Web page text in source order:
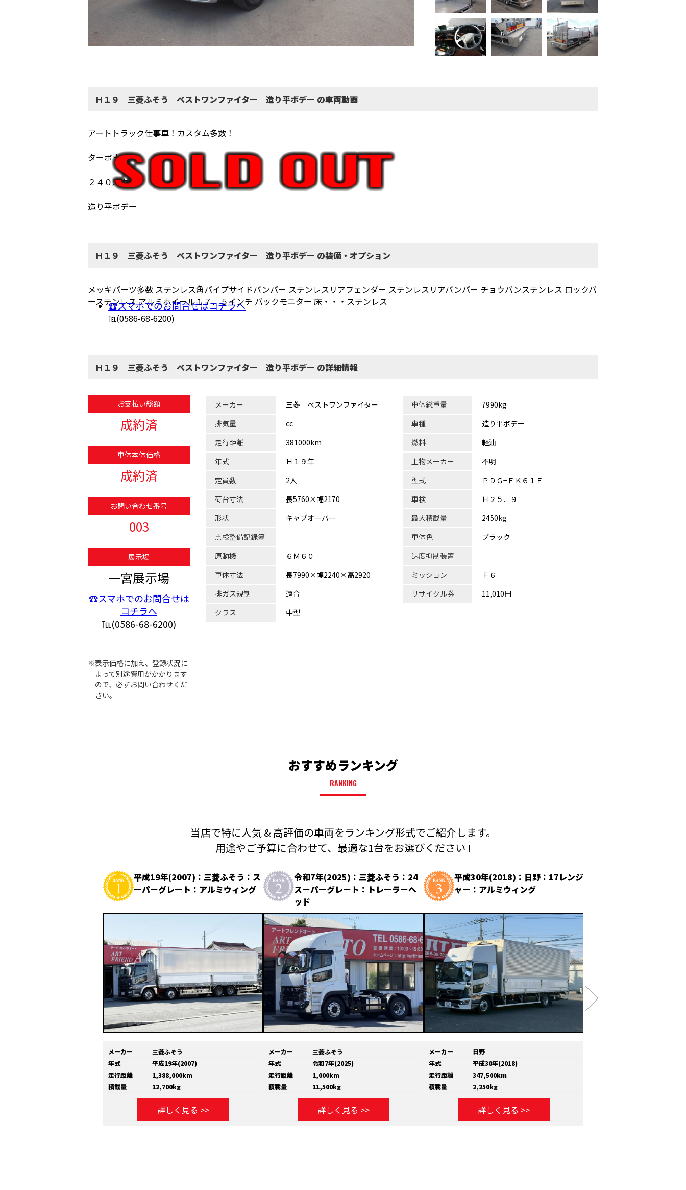
Ｈ１９ 三菱ふそう ベストワンファイター 造り平ボデー の車両動画
アートトラック仕事車！カスタム多数！
ターボ車！
２４０馬力！
造り平ボデー
Ｈ１９ 三菱ふそう ベストワンファイター 造り平ボデー の装備・オプション
メッキパーツ多数 ステンレス角パイプサイドバンパー ステンレスリアフェンダー ステンレスリアバンパー チョウバンステンレス ロックバ
ーステンレス アルミホイール１７．５インチ バックモニター 床・・・ステンレス
☎スマホでのお問合せはコチラへ
℡(0586-68-6200)
Ｈ１９ 三菱ふそう ベストワンファイター 造り平ボデー の詳細情報
お支払い総額
成約済
車体本体価格
成約済
お問い合わせ番号
003
展示場
一宮展示場
☎スマホでのお問合せは
コチラへ
℡(0586-68-6200)
※表示価格に加え、登録状況に
よって別途費用がかかります
ので、必ずお問い合わせくだ
さい。
メーカー 三菱 ベストワンファイター 車体総重量
7990kg
排気量
cc 車種
造り平ボデー
走行距離
381000km 燃料
軽油
年式
Ｈ１９年 上物メーカー
不明
定員数
2人 型式
ＰＤＧ−ＦＫ６１Ｆ
荷台寸法
長5760×幅2170 車検
Ｈ２５．９
形状
キャブオーバー 最大積載量
2450kg
点検整備記録簿
車体色
ブラック
原動機
６Ｍ６０
速度抑制装置
車体寸法
長7990×幅2240×高2920 ミッション
Ｆ６
排ガス規制
適合 リサイクル券
11,010円
クラス
中型
おすすめランキング
RANKING
当店で特に人気 & 高評価の車両をランキング形式でご紹介します。
用途やご予算に合わせて、 最適な1台をお選びください !
平成19年(2007)：三菱ふそう：ス
ーパーグレート：アルミウィング
メーカー
三菱ふそう
年式
平成19年(2007)
走行距離
1,388,000km
積載量
12,700kg
詳しく見る >>
令和7年(2025)：三菱ふそう：24
スーパーグレート：トレーラーヘ
ッド
メーカー
三菱ふそう
年式
令和7年(2025)
走行距離
1,000km
積載量
11,500kg
詳しく見る >>
平成30年(2018)：日野：17レンジ
ャー：アルミウィング
メーカー
日野
年式
平成30年(2018)
走行距離
347,500km
積載量
2,250kg
詳しく見る >>